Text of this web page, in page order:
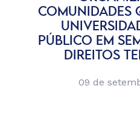
COMUNIDADES
PÚBLICO EM
DIREITOS
09 de